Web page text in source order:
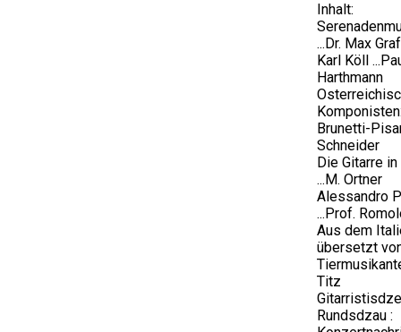
Inhalt:
...Dr. Max Graf
Karl Köll
Harthmann
Brunetti-
Schneider
Die Gitarre
...M. Ortner
Alessandro
...Prof.
Aus dem
übersetzt
Titz
Gitarristisdze
Rundsdzau :